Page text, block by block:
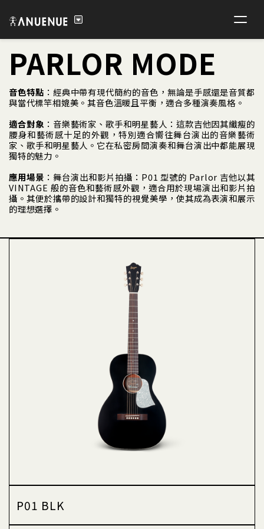
PARLOR MODE
音色特點 ：經典中帶有現代簡約的音色，無論是手感還是音質都
與當代標竿相媲美。其音色溫暖且平衡，適合多種演奏風格。
適合對象 ：音樂藝術家、歌手和明星藝人：這款吉他因其纖瘦的
腰身和藝術感十足的外觀，特別適合嚮往舞台演出的音樂藝術
家、歌手和明星藝人。它在私密房間演奏和舞台演出中都能展現
獨特的魅力。
應用場景 ：舞台演出和影片拍攝：P01 型號的 Parlor 吉他以其
VINTAGE 般的音色和藝術感外觀，適合用於現場演出和影片拍
攝。其便於攜帶的設計和獨特的視覺美學，使其成為表演和展示
的理想選擇。
P01 BLK